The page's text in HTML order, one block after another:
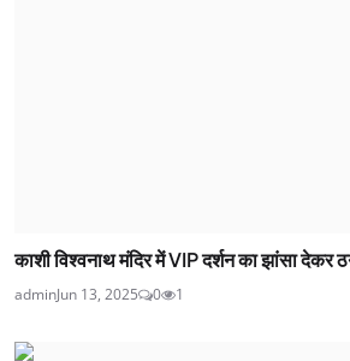
काशी विश्वनाथ मंदिर में VIP दर्शन का झांसा देकर
adminJun 13, 2025 0 1